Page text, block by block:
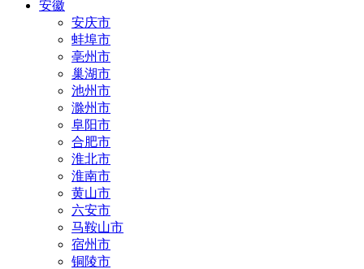
安徽
安庆市
蚌埠市
亳州市
巢湖市
池州市
滁州市
阜阳市
合肥市
淮北市
淮南市
黄山市
六安市
马鞍山市
宿州市
铜陵市